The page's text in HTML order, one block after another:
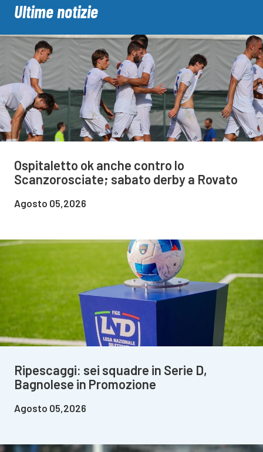
Ultime notizie
Ospitaletto ok anche contro lo
Scanzorosciate; sabato derby a Rovato
Agosto 05,2026
Ripescaggi: sei squadre in Serie D,
Bagnolese in Promozione
Agosto 05,2026